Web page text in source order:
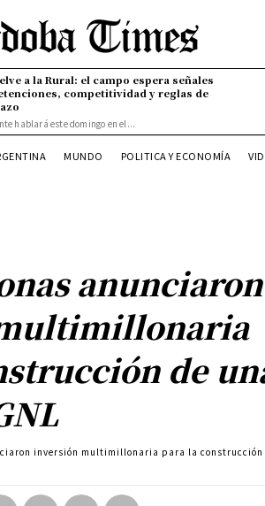
a la Rural: el campo espera señales
competitividad y reglas de
hablará este domingo en el...
MUNDO POLITICA Y ECONOMÍA
anunciaron
de
inversión multimillonaria para la construcción